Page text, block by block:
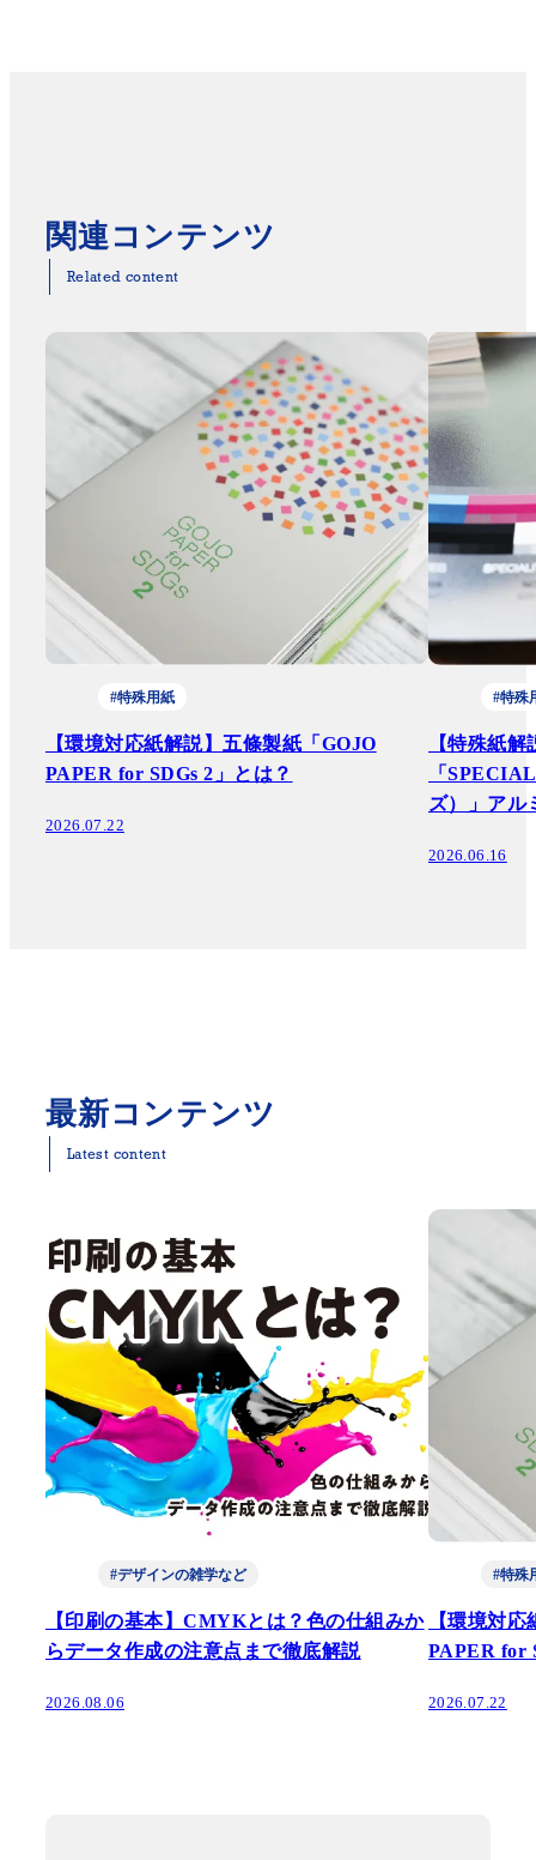
関連コンテンツ
Related content
#特殊用紙
【環境対応紙解説】五條製紙「GOJO
PAPER for SDGs 2」とは？
2026.07.22
#特殊
【特殊紙
「
ズ）」アル
2026.06.16
最新コンテンツ
Latest content
#デザインの雑学など
【印刷の基本】CMYKとは？色の仕組みか
らデータ作成の注意点まで徹底解説
2026.08.06
#特殊
【環境対
PAPER for
2026.07.22